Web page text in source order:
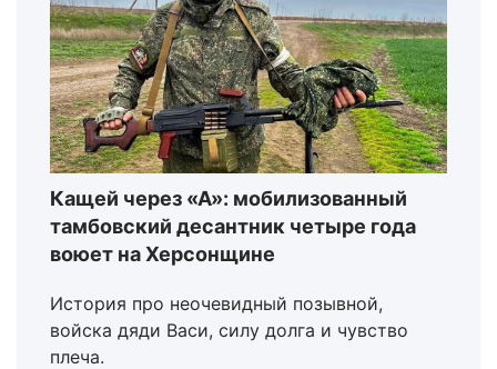
Кащей через «А»: мобилизованный
тамбовский десантник четыре года
воюет на Херсонщине
История про неочевидный позывной,
войска дяди Васи, силу долга и чувство
плеча.